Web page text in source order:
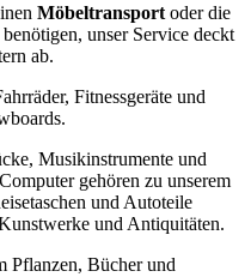
Möbeltransport oder die
unser Service deckt
ab.
Fitnessgeräte und
Musikinstrumente und
gehören zu unserem
und Autoteile
und Antiquitäten.
Pflanzen, Bücher und